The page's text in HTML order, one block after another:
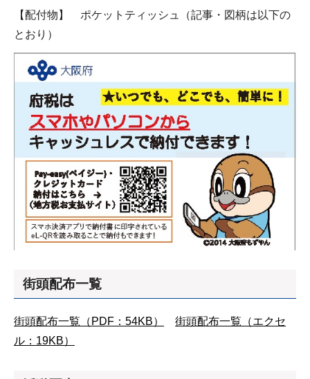
【配付物】 ポケットティッシュ（記事・図柄は以下の
とおり）
街頭配布一覧
街頭配布一覧（PDF：54KB）
街頭配布一覧（エクセ
ル：19KB）